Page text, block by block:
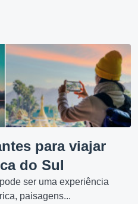
para viajar
do Sul
ser uma experiência
paisagens...